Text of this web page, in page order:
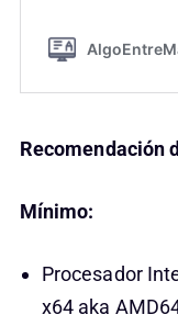
Recomendación
Mínimo:
Procesador
x64 aka